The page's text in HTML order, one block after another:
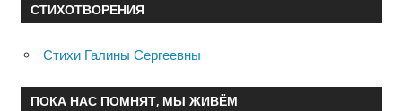
СТИХОТВОРЕНИЯ
Стихи Галины Сергеевны
ПОКА НАС ПОМНЯТ, МЫ ЖИВЁМ